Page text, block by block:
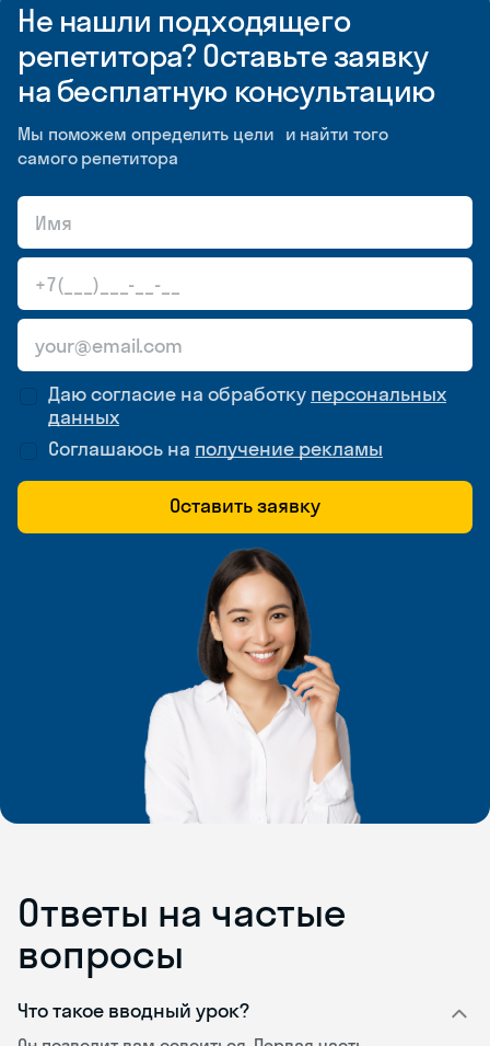
Не нашли подходящего
репетитора? Оставьте заявку
на бесплатную консультацию
Мы поможем определить цели и найти того
самого репетитора
Даю согласие на обработку персональных
данных
Соглашаюсь на получение рекламы
Оставить заявку
Ответы на частые
вопросы
Что такое вводный урок?